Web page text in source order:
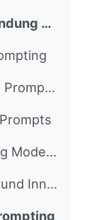
2. Einsatzgebiete und Anwendung von KI Prompting
2.2 Auswahl des richtigen KI Prompting Tools
2.4 Multimodale KI Prompting Modelle / Megaprompting
2.5 Use cases in Forschung und Innovation